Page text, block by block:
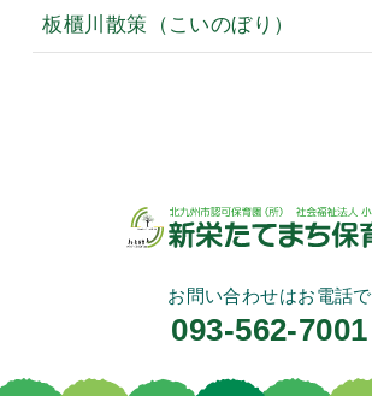
板櫃川散策（こいのぼり）
お問い合わせはお電話で
093-562-7001